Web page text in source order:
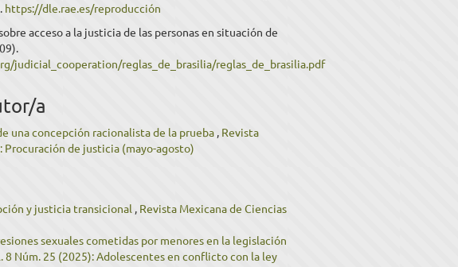
https://dle.rae.es/reproducción
acceso a la justicia de las personas en situación de
judicial_cooperation/reglas_de_brasilia/reglas_de_brasilia.pdf
a
una concepción racionalista de la prueba , Revista
Procuración de justicia (mayo-agosto)
y justicia transicional , Revista Mexicana de Ciencias
sexuales cometidas por menores en la legislación
8 Núm. 25 (2025): Adolescentes en conflicto con la ley